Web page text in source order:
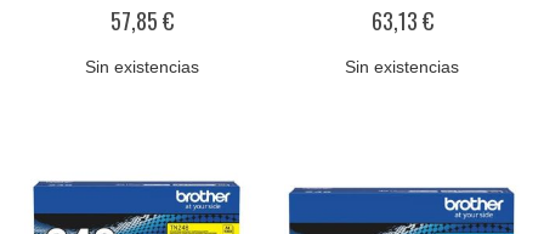
57,85 €
Sin existencias
63,13 €
Sin existencias